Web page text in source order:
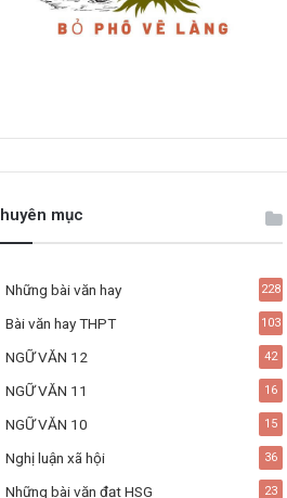
mục
Những bài văn hay 228
Bài văn hay THPT 103
NGỮ VĂN 12 42
NGỮ VĂN 11 16
NGỮ VĂN 10 15
Nghị luận xã hội 36
Những bài văn đạt HSG 23